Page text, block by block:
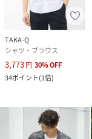
TAKA-Q
シャツ・ブラウス
3,773円 30%OFF
34ポイント(1倍)